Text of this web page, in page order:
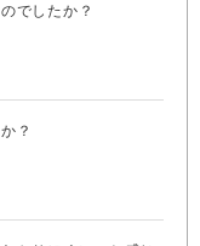
でしたか？
？